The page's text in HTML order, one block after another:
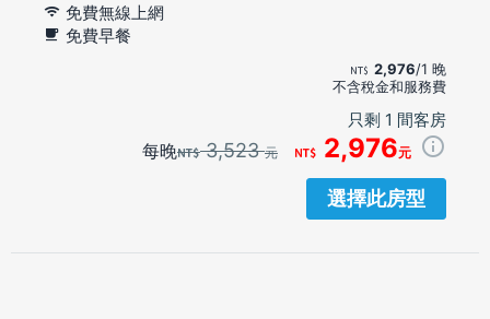
免費無線上網
免費早餐
2,976/1 晚
不含稅金和服務費
只剩 1 間客房
每晚 3,523元 2,976元
選擇此房型